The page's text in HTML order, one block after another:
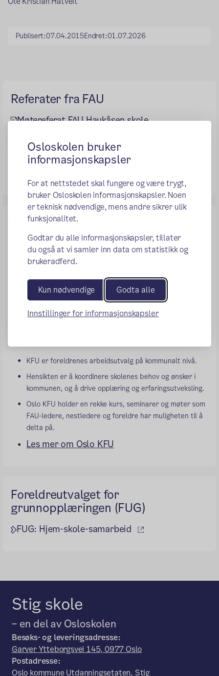
Osloskolen bruker
informasjonskapsler
For at nettstedet skal fungere og være trygt,
bruker Osloskolen informasjonskapsler. Noen
er teknisk nødvendige, mens andre sikrer ulik
funksjonalitet.
Godtar du alle informasjonskapsler, tillater
du også at vi samler inn data om statistikk og
brukeradferd.
Kun nødvendige Godta alle
Innstillinger for informasjonskapsler
Publisert:07.04.2015Endret:01.07.2026
Referater fra FAU
Møtereferat FAU Haukåsen skole
Møtereferat FAU Haukåsen skole
12.02.2026.pdf
Oslo kommunale foreldreutvalg
(KFU)
KFU er foreldrenes arbeidsutvalg på kommunalt nivå.
Hensikten er å koordinere skolenes behov og ønsker i
kommunen, og å drive opplæring og erfaringsutveksling.
Oslo KFU holder en rekke kurs, seminarer og møter som
FAU-ledere, nestledere og foreldre har muligheten til å
delta på.
Les mer om Oslo KFU
Foreldreutvalget for
grunnopplæringen (FUG)
FUG: Hjem-skole-samarbeid (ekstern lenke)
Stig skole
– en del av Osloskolen
Besøks- og leveringsadresse:
Garver Ytteborgsvei 145, 0977 Oslo
Postadresse:
Oslo kommune Utdanningsetaten, Stig